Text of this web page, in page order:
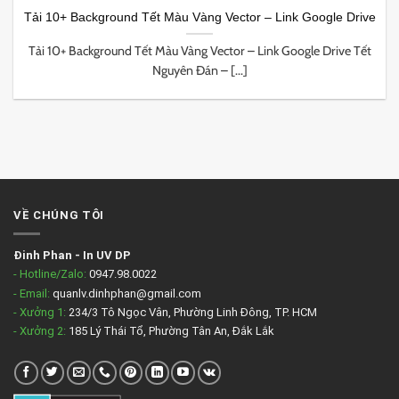
Tải 10+ Background Tết Màu Vàng Vector – Link Google Drive
Tải 10+ Background Tết Màu Vàng Vector – Link Google Drive Tết
Nguyên Đán – [...]
VỀ CHÚNG TÔI
Đinh Phan - In UV DP
- Hotline/Zalo: 0947.98.0022
- Email: quanlv.dinhphan@gmail.com
- Xưởng 1: 234/3 Tô Ngọc Vân, Phường Linh Đông, TP. HCM
- Xưởng 2: 185 Lý Thái Tổ, Phường Tân An, Đắk Lắk